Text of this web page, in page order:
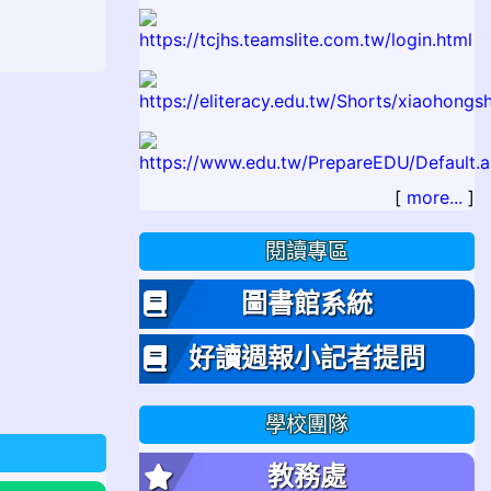
[ more... ]
閱讀專區
圖書館系統
好讀週報小記者提問
學校團隊
教務處